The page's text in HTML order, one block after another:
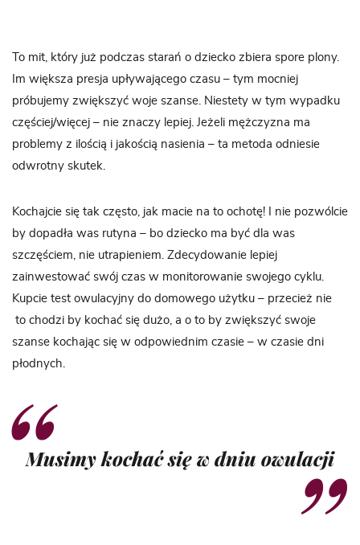
To mit, który już podczas starań o dziecko zbiera spore plony.
Im większa presja upływającego czasu – tym mocniej
próbujemy zwiększyć woje szanse. Niestety w tym wypadku
częściej/więcej – nie znaczy lepiej. Jeżeli mężczyzna ma
problemy z ilością i jakością nasienia – ta metoda odniesie
odwrotny skutek.
Kochajcie się tak często, jak macie na to ochotę! I nie pozwólcie
by dopadła was rutyna – bo dziecko ma być dla was
szczęściem, nie utrapieniem. Zdecydowanie lepiej
zainwestować swój czas w monitorowanie swojego cyklu.
Kupcie test owulacyjny do domowego użytku – przecież nie
to chodzi by kochać się dużo, a o to by zwiększyć swoje
szanse kochając się w odpowiednim czasie – w czasie dni
płodnych.
Musimy kochać się w dniu owulacji